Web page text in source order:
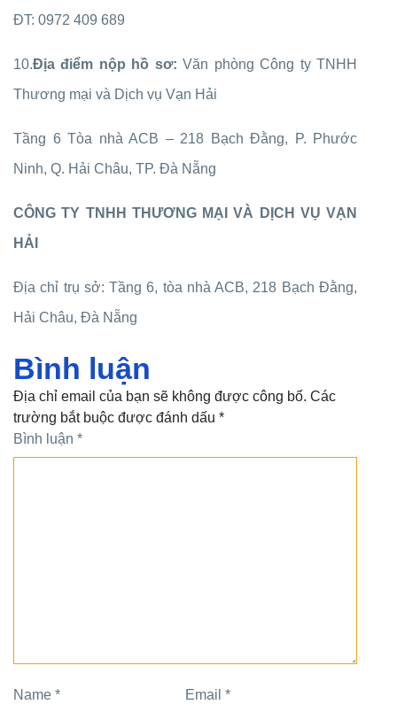
ĐT: 0972 409 689
10.Địa điểm nộp hồ sơ: Văn phòng Công ty TNHH
Thương mại và Dịch vụ Vạn Hải
Tầng 6 Tòa nhà ACB – 218 Bạch Đằng, P. Phước
Ninh, Q. Hải Châu, TP. Đà Nẵng
CÔNG TY TNHH THƯƠNG MẠI VÀ DỊCH VỤ VẠN
HẢI
Địa chỉ trụ sở: Tầng 6, tòa nhà ACB, 218 Bạch Đằng,
Hải Châu, Đà Nẵng
Bình luận
Địa chỉ email của bạn sẽ không được công bố. Các
trường bắt buộc được đánh dấu *
Bình luận *
Name * Email *